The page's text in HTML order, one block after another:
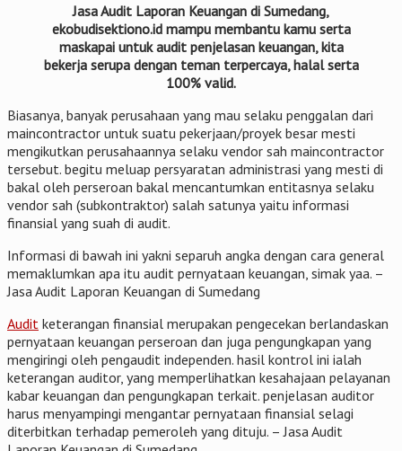
Jasa Audit Laporan Keuangan di Sumedang,
ekobudisektiono.id mampu membantu kamu serta
maskapai untuk audit penjelasan keuangan, kita
bekerja serupa dengan teman terpercaya, halal serta
100% valid.
Biasanya, banyak perusahaan yang mau selaku penggalan dari
maincontractor untuk suatu pekerjaan/proyek besar mesti
mengikutkan perusahaannya selaku vendor sah maincontractor
tersebut. begitu meluap persyaratan administrasi yang mesti di
bakal oleh perseroan bakal mencantumkan entitasnya selaku
vendor sah (subkontraktor) salah satunya yaitu informasi
finansial yang suah di audit.
Informasi di bawah ini yakni separuh angka dengan cara general
memaklumkan apa itu audit pernyataan keuangan, simak yaa. –
Jasa Audit Laporan Keuangan di Sumedang
Audit keterangan finansial merupakan pengecekan berlandaskan
pernyataan keuangan perseroan dan juga pengungkapan yang
mengiringi oleh pengaudit independen. hasil kontrol ini ialah
keterangan auditor, yang memperlihatkan kesahajaan pelayanan
kabar keuangan dan pengungkapan terkait. penjelasan auditor
harus menyampingi mengantar pernyataan finansial selagi
diterbitkan terhadap pemeroleh yang dituju. – Jasa Audit